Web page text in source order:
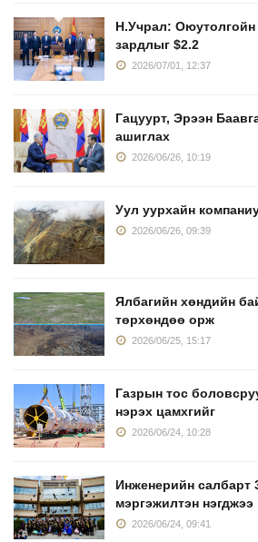
Н.Учрал:
зардлыг $2.2
2026/07/01, 12:37
Гацуурт, Эрээн
ашиглах
2026/06/26, 10:19
Уул уурхайн
2026/06/26, 09:39
Ялбагийн хөндийн
төрхөндөө орж
2026/06/25, 15:17
Газрын тос
нэрэх цамхгийг
2026/06/24, 10:28
Инженерийн салбарт
мэргэжилтэн нэгджээ
2026/06/24, 09:41